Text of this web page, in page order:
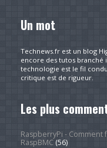
Un mot
Technews.fr est un blog
encore des tutos branché
technologie est le fil
critique est de rigueur.
Les plus
RaspberryPi -
RaspBMC(56)